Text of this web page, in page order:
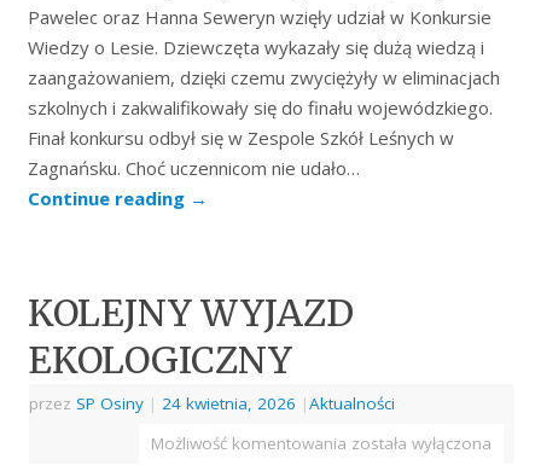
Pawelec oraz Hanna Seweryn wzięły udział w Konkursie
Wiedzy o Lesie. Dziewczęta wykazały się dużą wiedzą i
zaangażowaniem, dzięki czemu zwyciężyły w eliminacjach
szkolnych i zakwalifikowały się do finału wojewódzkiego.
Finał konkursu odbył się w Zespole Szkół Leśnych w
Zagnańsku. Choć uczennicom nie udało…
Continue reading →
KOLEJNY WYJAZD
EKOLOGICZNY
przez SP Osiny | 24 kwietnia, 2026 |Aktualności
Możliwość komentowania została wyłączona